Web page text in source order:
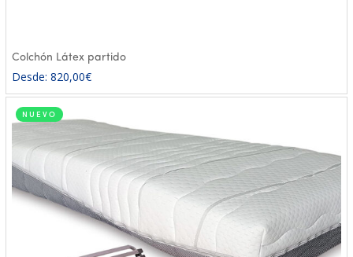
Colchón Látex partido
Desde: 820,00€
NUEVO